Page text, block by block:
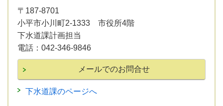
〒187-8701
小平市小川町2-1333 市役所4階
下水道課計画担当
電話： 042-346-9846
下水道課のページへ